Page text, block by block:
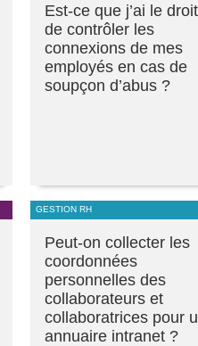
Est-ce que j’ai le droit
de contrôler les
connexions de mes
employés en cas de
soupçon d’abus ?
GESTION RH
Peut-on collecter les
coordonnées
personnelles des
collaborateurs et
collaboratrices pour
annuaire intranet ?